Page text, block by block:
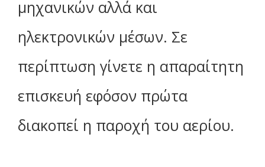
μηχανικών αλλά και
ηλεκτρονικών μέσων. Σε
περίπτωση γίνετε η απαραίτητη
επισκευή εφόσον πρώτα
διακοπεί η παροχή του αερίου.